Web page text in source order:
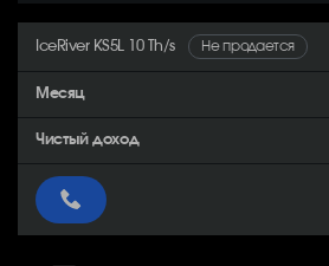
IceRiver KS5L 10 Th/s Не продается